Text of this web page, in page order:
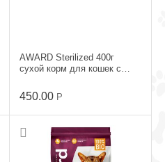
AWARD Sterilized 400г
сухой корм для кошек с
450.00 Р